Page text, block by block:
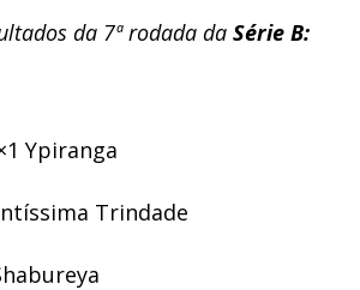
da 7ª rodada daSérie B:
Ypiranga
Trindade